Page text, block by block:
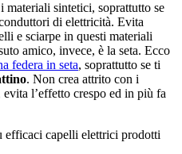
materiali sintetici, soprattutto se
di elettricità. Evita
e sciarpe in questi materiali
amico, invece, è la seta. Ecco
federa in seta, soprattutto se ti
. Non crea attrito con i
l’effetto crespo ed in più fa